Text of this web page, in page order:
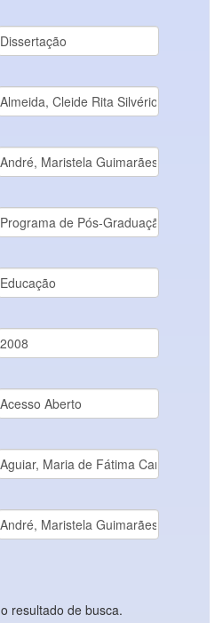
resultado de busca.